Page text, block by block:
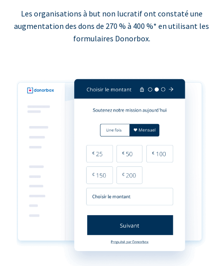
Les organisations à but non lucratif ont constaté une
augmentation des dons de 270 % à 400 %* en utilisant les
formulaires Donorbox.